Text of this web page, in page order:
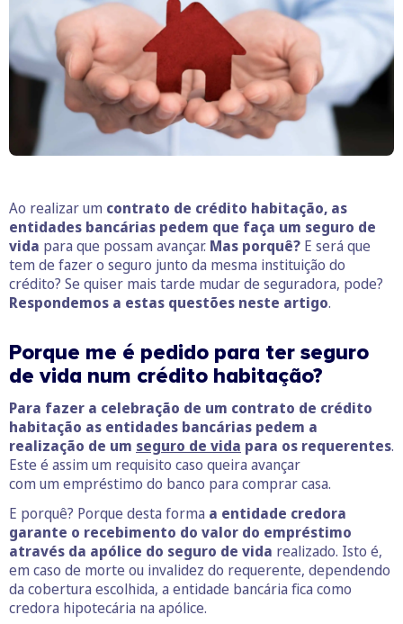
Ao realizar um contrato de crédito habitação, as
entidades bancárias pedem que faça um seguro de
vida para que possam avançar. Mas porquê? E será que
tem de fazer o seguro junto da mesma instituição do
crédito? Se quiser mais tarde mudar de seguradora, pode?
Respondemos a estas questões neste artigo.
Porque me é pedido para ter seguro
de vida num crédito habitação?
Para fazer a celebração de um contrato de crédito
habitação as entidades bancárias pedem a
realização de um seguro de vida para os requerentes.
Este é assim um requisito caso queira avançar
com um empréstimo do banco para comprar casa.
E porquê? Porque desta forma a entidade credora
garante o recebimento do valor do empréstimo
através da apólice do seguro de vida realizado. Isto é,
em caso de morte ou invalidez do requerente, dependendo
da cobertura escolhida, a entidade bancária fica como
credora hipotecária na apólice.